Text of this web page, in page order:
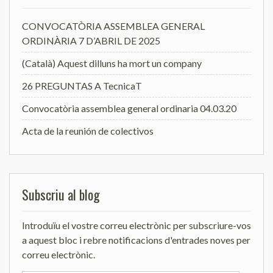
CONVOCATÒRIA ASSEMBLEA GENERAL
ORDINÀRIA 7 D’ABRIL DE 2025
(Català) Aquest dilluns ha mort un company
26 PREGUNTAS A TecnicaT
Convocatòria assemblea general ordinaria 04.03.20
Acta de la reunión de colectivos
Subscriu al blog
Introduïu el vostre correu electrònic per subscriure-vos
a aquest bloc i rebre notificacions d'entrades noves per
correu electrònic.